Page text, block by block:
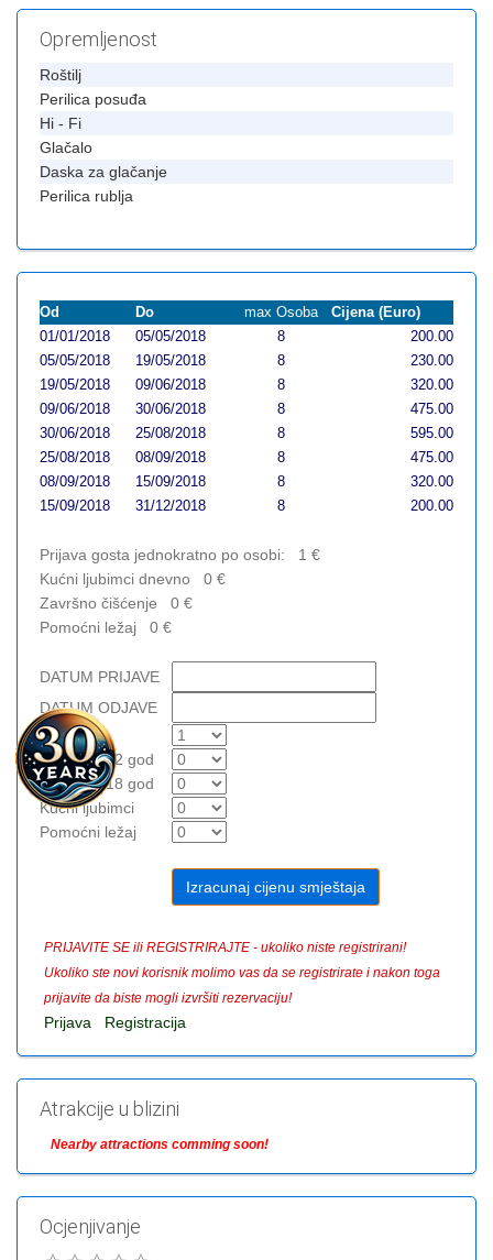
Opremljenost
Roštilj
Perilica posuđa
Hi - Fi
Glačalo
Daska za glačanje
Perilica rublja
Od Do max Osoba
Cijena (Euro)
01/01/2018
05/05/2018 8
200.00
05/05/2018
19/05/2018 8
230.00
19/05/2018
09/06/2018 8
320.00
09/06/2018
30/06/2018 8
475.00
30/06/2018
25/08/2018 8
595.00
25/08/2018
08/09/2018 8
475.00
08/09/2018
15/09/2018 8
320.00
15/09/2018
31/12/2018 8 200.00
Prijava gosta jednokratno po osobi: 1 €
Kućni ljubimci dnevno
0 €
Završno čišćenje
0 €
Pomoćni ležaj
0 €
DATUM PRIJAVE
DATUM ODJAVE
Odrasli
Djeca do 12 god
Djeca do 18 god
Kućni ljubimci
Pomoćni ležaj
PRIJAVITE SE ili REGISTRIRAJTE - ukoliko niste registrirani!
Ukoliko ste novi korisnik molimo vas da se registrirate i nakon toga
prijavite da biste mogli izvršiti rezervaciju!
Prijava Registracija
Atrakcije u blizini
Nearby attractions comming soon!
Ocjenjivanje